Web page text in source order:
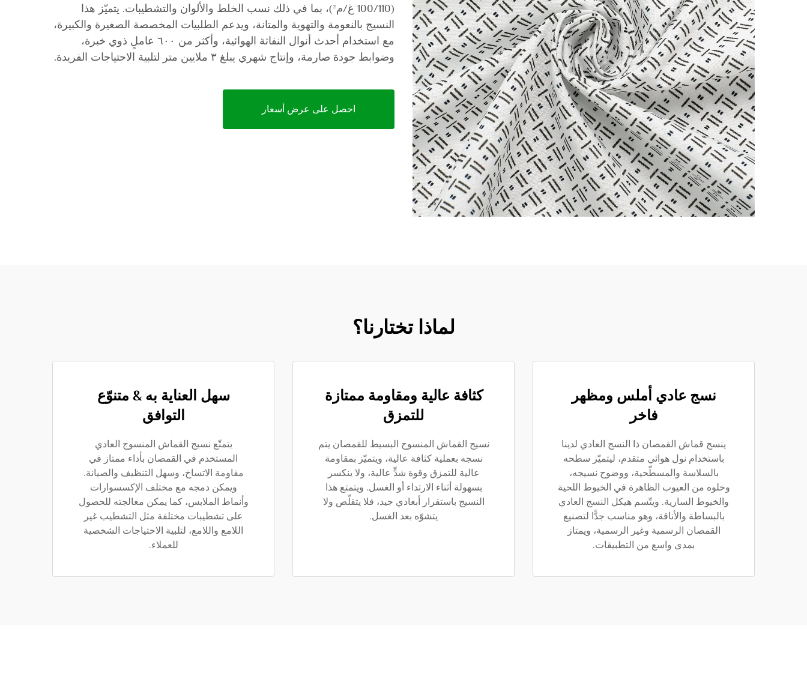
(100/110 غ/م²)، بما في ذلك نسب الخلط والألوان والتشطيبات. يتميّز هذا
النسيج بالنعومة والتهوية والمتانة، ويدعم الطلبيات المخصصة الصغيرة والكبيرة،
مع استخدام أحدث أنوال النفاثة الهوائية، وأكثر من ٦٠٠ عاملٍ ذوي خبرة،
وضوابط جودة صارمة، وإنتاج شهري يبلغ ٣ ملايين متر لتلبية الاحتياجات الفريدة.
احصل على عرض أسعار
لماذا تختارنا؟
نسج عادي أملس ومظهر
فاخر
ينسج قماش القمصان ذا النسج العادي لدينا
باستخدام نول هوائي متقدم، ليتميّز سطحه
بالسلاسة والمسطّحية، ووضوح نسيجه،
وخلوه من العيوب الظاهرة في الخيوط اللحية
والخيوط السارية. ويتّسم هيكل النسج العادي
بالبساطة والأناقة، وهو مناسب جدًّا لتصنيع
القمصان الرسمية وغير الرسمية، ويمتاز
بمدى واسع من التطبيقات.
كثافة عالية ومقاومة ممتازة
للتمزق
نسيج القماش المنسوج البسيط للقمصان يتم
نسجه بعملية كثافة عالية، ويتميّز بمقاومة
عالية للتمزق وقوة شدٍّ عالية، ولا ينكسر
بسهولة أثناء الارتداء أو الغسل. ويتمتع هذا
النسيج باستقرار أبعادي جيد، فلا يتقلّص ولا
يتشوّه بعد الغسل.
سهل العناية به & متنوّع
التوافق
يتمتّع نسيج القماش المنسوج العادي
المستخدم في القمصان بأداء ممتاز في
مقاومة الاتساخ، وسهل التنظيف والصيانة.
ويمكن دمجه مع مختلف الإكسسوارات
وأنماط الملابس، كما يمكن معالجته للحصول
على تشطيبات مختلفة مثل التشطيب غير
اللامع واللامع، لتلبية الاحتياجات الشخصية
للعملاء.